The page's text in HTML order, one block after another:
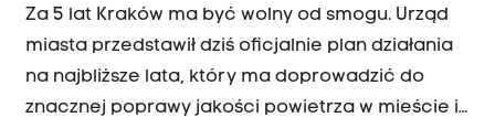
Za 5 lat Kraków ma być wolny od smogu. Urząd
miasta przedstawił dziś oficjalnie plan działania
na najbliższe lata, który ma doprowadzić do
znacznej poprawy jakości powietrza w mieście i